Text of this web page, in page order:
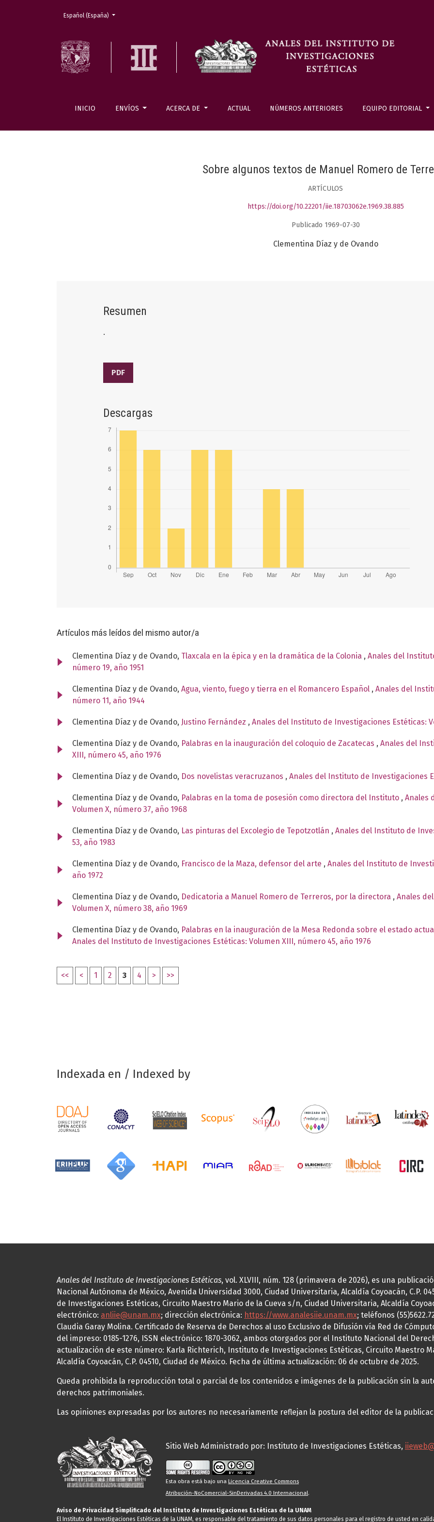
INICIO ENVÍOS ACERCA DE ACTUAL NÚMEROS ANTERIORES EQUIPO EDITORIAL
Cambiar el idioma. El actual es:
Español (España)
Sobre algunos textos de Manuel Romero de
ARTÍCULOS
https://doi.org/10.22201/iie.18703062e.1969.38.885
Publicado 1969-07-30
Clementina Díaz y de Ovando
Resumen
.
PDF
Descargas
Artículos más leídos del mismo autor/a
Clementina Díaz y de Ovando, Tlaxcala en la épica y en la dramática de la Colonia , Anales del
número 19, año 1951
Clementina Díaz y de Ovando, Agua, viento, fuego y tierra en el Romancero Español , Anales del
número 11, año 1944
Clementina Díaz y de Ovando, Justino Fernández , Anales del Instituto de Investigaciones Estéticas:
Clementina Díaz y de Ovando, Palabras en la inauguración del coloquio de Zacatecas , Anales del
XIII, número 45, año 1976
Clementina Díaz y de Ovando, Dos novelistas veracruzanos , Anales del Instituto de Investigaciones
Clementina Díaz y de Ovando, Palabras en la toma de posesión como directora del Instituto , Anales
Volumen X, número 37, año 1968
Clementina Díaz y de Ovando, Las pinturas del Excolegio de Tepotzotlán , Anales del Instituto de
53, año 1983
Clementina Díaz y de Ovando, Francisco de la Maza, defensor del arte , Anales del Instituto de
año 1972
Clementina Díaz y de Ovando, Dedicatoria a Manuel Romero de Terreros, por la directora , Anales
Volumen X, número 38, año 1969
Clementina Díaz y de Ovando, Palabras en la inauguración de la Mesa Redonda sobre el estado
Anales del Instituto de Investigaciones Estéticas: Volumen XIII, número 45, año 1976
<< < 1 2 3 4 > >>
Indexada en / Indexed by
Anales del Instituto de Investigaciones Estéticas, vol. XLVIII, núm. 128 (primavera de 2026), es una
Nacional Autónoma de México, Avenida Universidad 3000, Ciudad Universitaria, Alcaldía Coyoacán, C.P.
de Investigaciones Estéticas, Circuito Maestro Mario de la Cueva s/n, Ciudad Universitaria, Alcaldía
electrónico: anliie@unam.mx; dirección electrónica: https://www.analesiie.unam.mx; teléfonos
Claudia Garay Molina. Certificado de Reserva de Derechos al uso Exclusivo de Difusión vía Red de
del impreso: 0185-1276, ISSN electrónico: 1870-3062, ambos otorgados por el Instituto Nacional del
actualización de este número: Karla Richterich, Instituto de Investigaciones Estéticas, Circuito Maestro
Alcaldía Coyoacán, C.P. 04510, Ciudad de México. Fecha de última actualización: 06 de octubre de 2025.
Queda prohibida la reproducción total o parcial de los contenidos e imágenes de la publicación sin la
derechos patrimoniales.
Las opiniones expresadas por los autores no necesariamente reflejan la postura del editor de la
Sitio Web Administrado por: Instituto de Investigaciones Estéticas,
Esta obra está bajo una Licencia Creative Commons
Atribución-NoComercial-SinDerivadas 4.0 Internacional.
Aviso de Privacidad Simplificado del Instituto de Investigaciones Estéticas de la UNAM
El Instituto de Investigaciones Estéticas de la UNAM, es responsable del tratamiento de sus datos personales para el registro de usted en